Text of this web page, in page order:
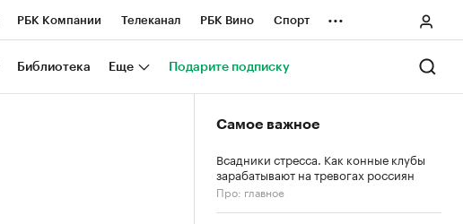
РБК Компании Телеканал РБК Вино Спорт
Национальные проекты Город
...
Библиотека Еще Подарите подписку
Самое важное
Всадники стресса. Как конные клубы
зарабатывают на тревогах россиян
Про: главное